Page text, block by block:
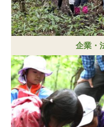
企業・